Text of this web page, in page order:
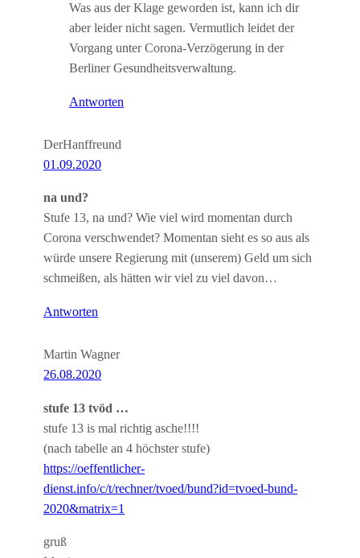
Was aus der Klage geworden ist, kann ich dir
aber leider nicht sagen. Vermutlich leidet der
Vorgang unter Corona-Verzögerung in der
Berliner Gesundheitsverwaltung.
Antworten
DerHanffreund
01.09.2020
na und?
Stufe 13, na und? Wie viel wird momentan durch
Corona verschwendet? Momentan sieht es so aus als
würde unsere Regierung mit (unserem) Geld um sich
schmeißen, als hätten wir viel zu viel davon…
Antworten
Martin Wagner
26.08.2020
stufe 13 tvöd …
stufe 13 is mal richtig asche!!!!
(nach tabelle an 4 höchster stufe)
https://oeffentlicher-
dienst.info/c/t/rechner/tvoed/bund?id=tvoed-bund-
2020&matrix=1
gruß